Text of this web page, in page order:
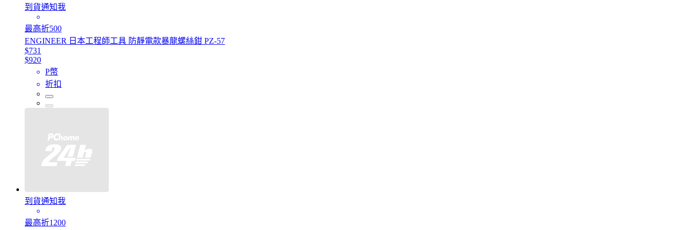
到貨通知我
最高折500
ENGINEER 日本工程師工具 防靜電款暴龍螺絲鉗 PZ-57
$731
$920
P幣
折扣
到貨通知我
最高折1200